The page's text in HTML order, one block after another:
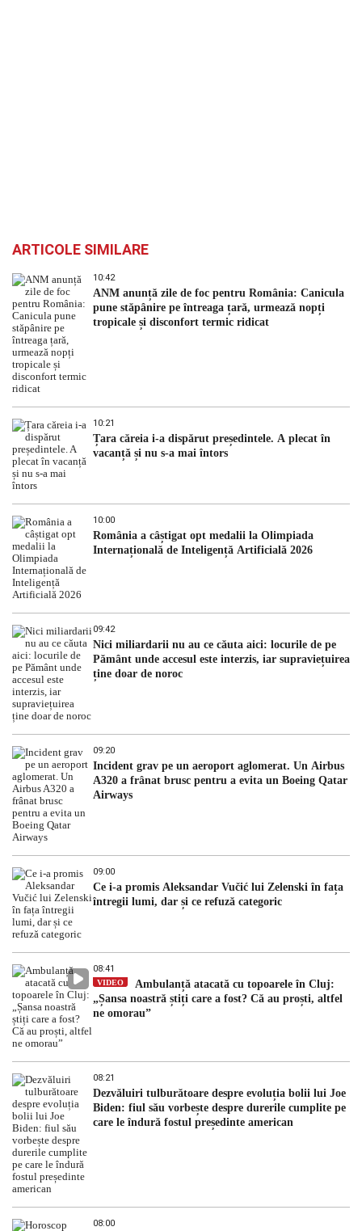
ARTICOLE SIMILARE
10:42
ANM anunță zile de foc pentru România: Canicula
pune stăpânire pe întreaga țară, urmează nopți
tropicale și disconfort termic ridicat
10:21
Țara căreia i-a dispărut președintele. A plecat în
vacanță și nu s-a mai întors
10:00
România a câștigat opt medalii la Olimpiada
Internațională de Inteligență Artificială 2026
09:42
Nici miliardarii nu au ce căuta aici: locurile de pe
Pământ unde accesul este interzis, iar supraviețuirea
ține doar de noroc
09:20
Incident grav pe un aeroport aglomerat. Un Airbus
A320 a frânat brusc pentru a evita un Boeing Qatar
Airways
09:00
Ce i-a promis Aleksandar Vučić lui Zelenski în fața
întregii lumi, dar și ce refuză categoric
08:41
VIDEO
Ambulanță atacată cu topoarele în Cluj:
„Șansa noastră știți care a fost? Că au proști, altfel
ne omorau”
08:21
Dezvăluiri tulburătoare despre evoluția bolii lui Joe
Biden: fiul său vorbește despre durerile cumplite pe
care le îndură fostul președinte american
08:00